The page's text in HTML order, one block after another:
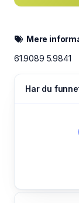
Mere
61.9089 5.9841
Har du